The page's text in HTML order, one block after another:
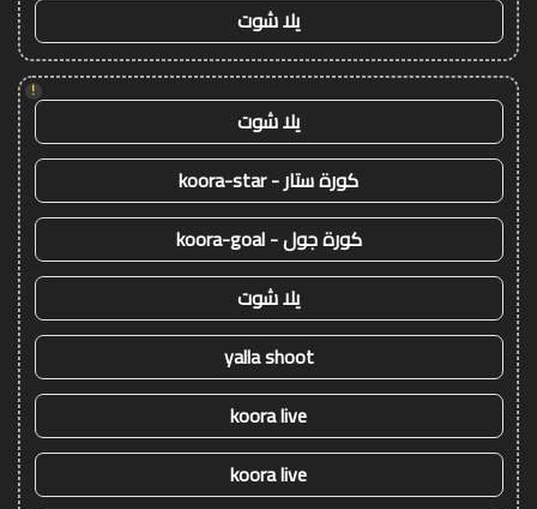
يلا شوت
!
يلا شوت
كورة ستار - koora-star
كورة جول - koora-goal
يلا شوت
yalla shoot
koora live
koora live